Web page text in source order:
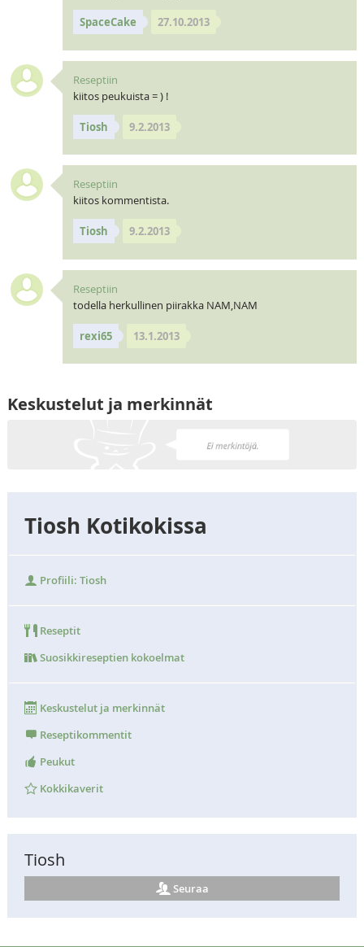
SpaceCake 27.10.2013
Reseptiin
kiitos peukuista = ) !
Tiosh 9.2.2013
Reseptiin
kiitos kommentista.
Tiosh 9.2.2013
Reseptiin
todella herkullinen piirakka NAM,NAM
rexi65 13.1.2013
Keskustelut ja merkinnät
Tiosh Kotikokissa
Profiili: Tiosh
Reseptit
Suosikkireseptien kokoelmat
Keskustelut ja merkinnät
Reseptikommentit
Peukut
Kokkikaverit
Tiosh
Seuraa